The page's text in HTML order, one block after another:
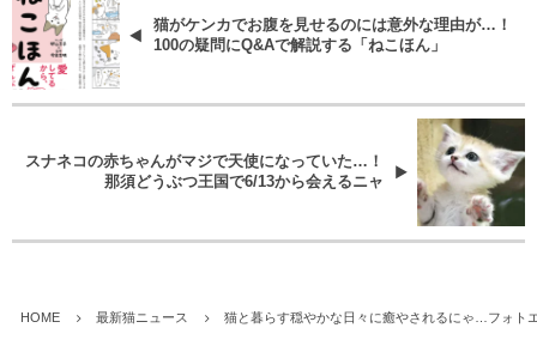
猫がケンカでお腹を見せるのには意外な理由が…！
100の疑問にQ&Aで解説する「ねこほん」
スナネコの赤ちゃんがマジで天使になっていた…！
那須どうぶつ王国で6/13から会えるニャ
HOME 最新猫ニュース 猫と暮らす穏やかな日々に癒やされるにゃ…フォト